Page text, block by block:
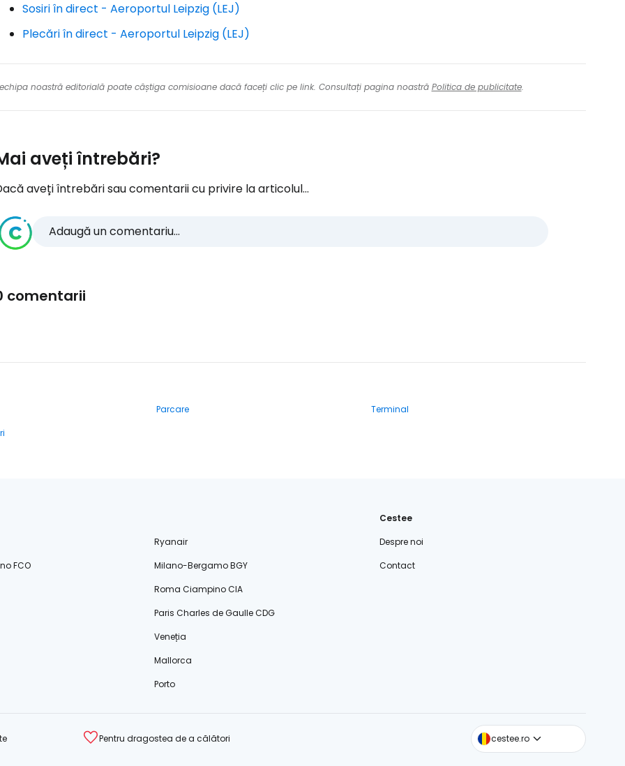
Sosiri în direct - Aeroportul Leipzig (LEJ)
Plecări în direct - Aeroportul Leipzig (LEJ)
noastră editorială poate câștiga comisioane dacă faceți clic pe link. Consultați pagina noastră Politica de publicitate.
aveți întrebări?
aveți întrebări sau comentarii cu privire la articolul...
Adaugă un comentariu...
comentarii
Parcare
Terminal
Ryanair
FCO
Milano-Bergamo BGY
Roma Ciampino CIA
Paris Charles de Gaulle CDG
Veneția
Mallorca
Porto
Cestee
Despre noi
Contact
Pentru dragostea de a călători cestee.ro
cestee.com
cestee.sk